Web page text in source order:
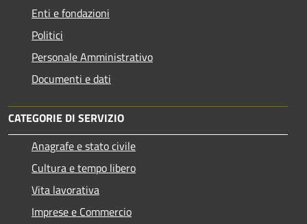
Enti e fondazioni
Politici
Personale Amministrativo
Documenti e dati
CATEGORIE DI SERVIZIO
Anagrafe e stato civile
Cultura e tempo libero
Vita lavorativa
Imprese e Commercio